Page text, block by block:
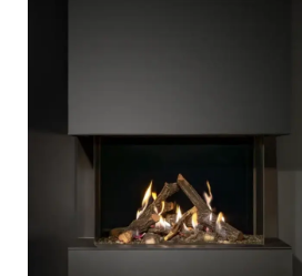
Hos Kaminbutiken hjälper vi dig
rådgivning till installation.
upptäck hur en gaseldstad kan
vardagsrum till en plats för
gemenskap.
Gaseldstäder – värme med
fingertoppskänsla.